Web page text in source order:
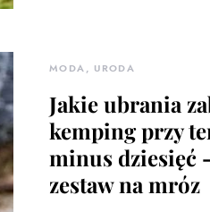
MODA, URODA
Jakie ubrania
kemping przy
minus dziesięć
zestaw na mróz